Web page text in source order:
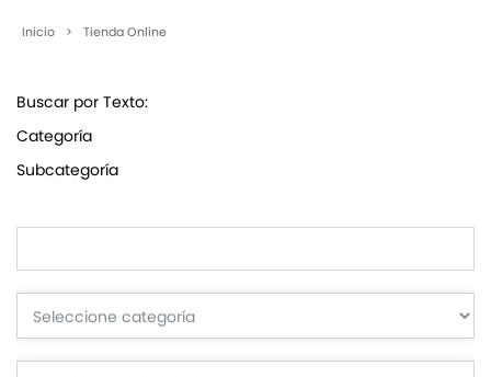
Inicio > Tienda Online
Buscar por Texto:
Categoría
Subcategoría